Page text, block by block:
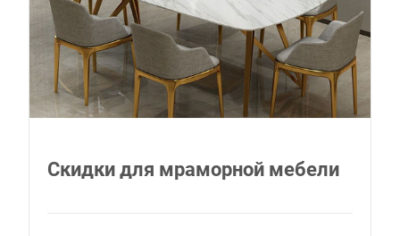
Скидки для мраморной мебели